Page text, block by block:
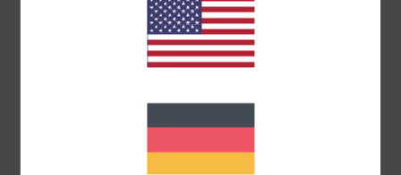
1 VERIFIZIERTEN BEWERTUNGEN
2026
KOMFORT